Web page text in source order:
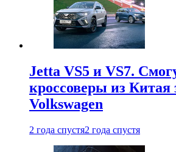
Jetta VS5 и VS7.
кроссоверы из Китая
Volkswagen
2 года спустя2 года спустя